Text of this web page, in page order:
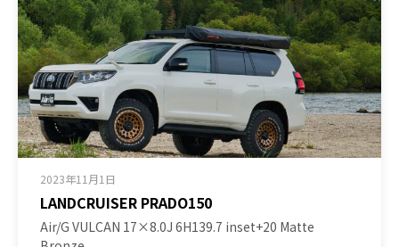
2023年11月1日
LANDCRUISER PRADO150
Air/G VULCAN 17×8.0J 6H139.7 inset+20 Matte